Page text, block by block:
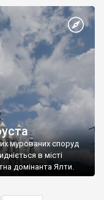
мурованих споруд
в місті
домінанта Ялти.